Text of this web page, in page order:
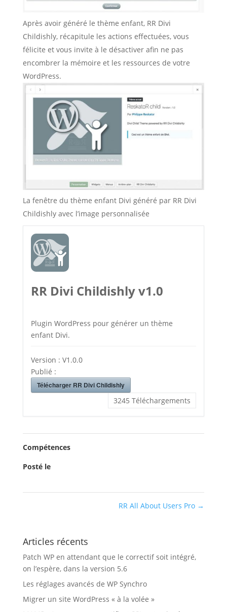
Après avoir généré le thème enfant, RR Divi
Childishly, récapitule les actions effectuées, vous
félicite et vous invite à le désactiver afin ne pas
encombrer la mémoire et les ressources de votre
WordPress.
La fenêtre du thème enfant Divi généré par RR Divi
Childishly avec l’image personnalisée
RR Divi Childishly v1.0
Plugin WordPress pour générer un thème
enfant Divi.
Version : V1.0.0
Publié :
Télécharger RR Divi Childishly
3245 Téléchargements
Compétences
Posté le
RR All About Users Pro →
Articles récents
Patch WP en attendant que le correctif soit intégré,
on l’espère, dans la version 5.6
Les réglages avancés de WP Synchro
Migrer un site WordPress « à la volée »